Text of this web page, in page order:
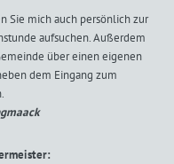
Sie mich auch persönlich zur
aufsuchen. Außerdem
über einen eigenen
dem Eingang zum